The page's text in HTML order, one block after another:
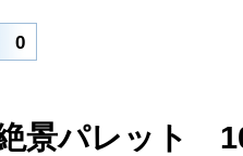
0
絶景パレッ